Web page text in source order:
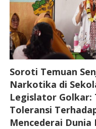
Soroti Temuan
Narkotika di
Legislator Golkar:
Toleransi
Mencederai Dunia